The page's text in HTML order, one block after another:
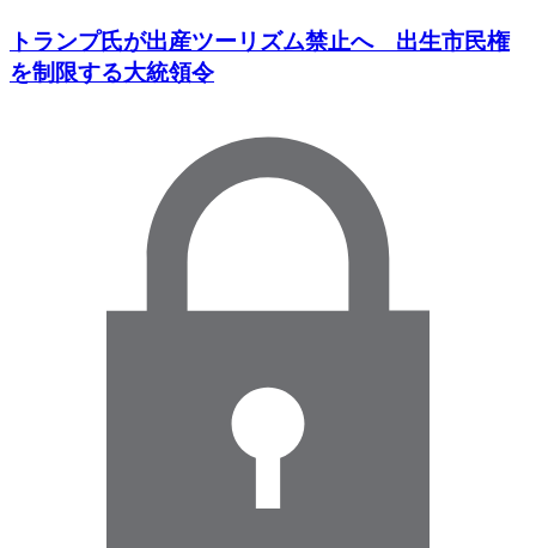
トランプ氏が出産ツーリズム禁止へ 出生市民権
を制限する大統領令